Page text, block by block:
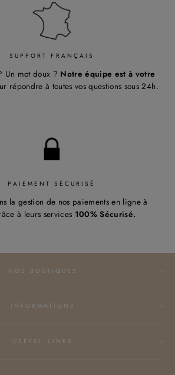
SUPPORT FRANÇAIS
Un mot doux ? Notre équipe est à votre
répondre à toutes vos questions sous 24h.
PAIEMENT SÉCURISÉ
la gestion de nos paiements en ligne à
à leurs services 100% Sécurisé.
NOS BOUTIQUES
INFORMATIONS
USEFUL LINKS